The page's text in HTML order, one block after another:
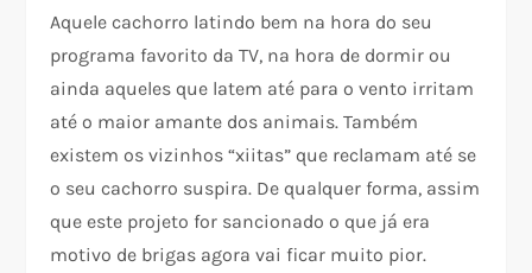
Aquele cachorro latindo bem na hora do seu
programa favorito da TV, na hora de dormir ou
ainda aqueles que latem até para o vento irritam
até o maior amante dos animais. Também
existem os vizinhos “xiitas” que reclamam até se
o seu cachorro suspira. De qualquer forma, assim
que este projeto for sancionado o que já era
motivo de brigas agora vai ficar muito pior.